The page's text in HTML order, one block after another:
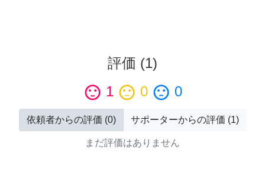
評価 (1)
sentiment_satisfied 1 sentiment_neutral 0 sentiment_dissatisfied 0
依頼者からの評価 (0) サポーターからの評価 (1)
まだ評価はありません